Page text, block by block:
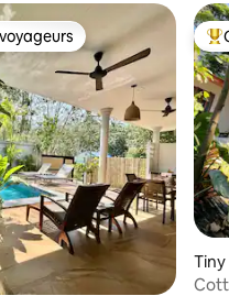
les plus appréciés
Tiny